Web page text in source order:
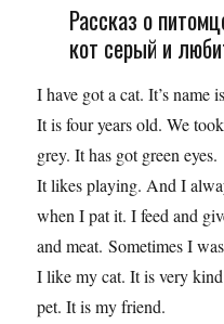
Рассказ о
кот серый и
I have got a cat. It’s name
It is four years old. We
grey. It has got green eyes.
It likes playing. And I
when I pat it. I feed and
and meat. Sometimes I
I like my cat. It is very
pet. It is my friend.